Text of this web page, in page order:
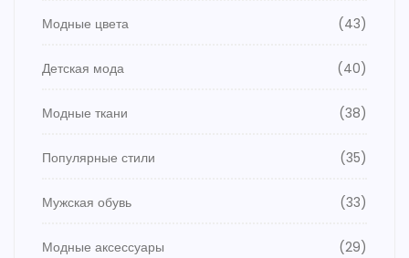
Модные цвета (43)
Детская мода (40)
Модные ткани (38)
Популярные стили (35)
Мужская обувь (33)
Модные аксессуары (29)